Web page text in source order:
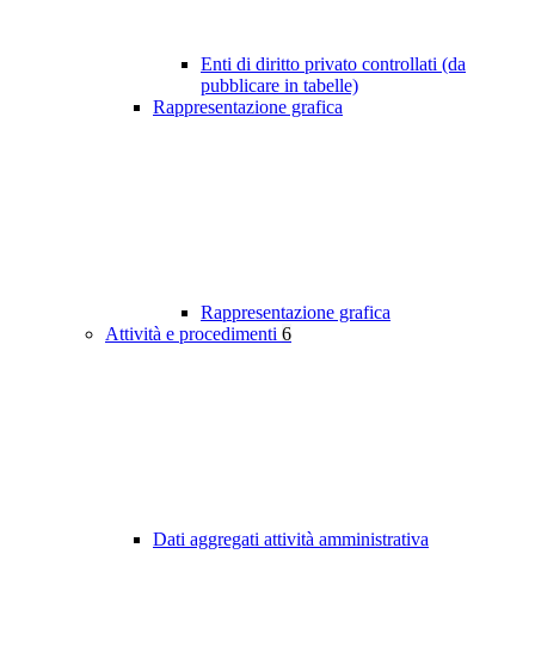
Enti di diritto privato controllati (da
pubblicare in tabelle)
Rappresentazione grafica
Rappresentazione grafica
Attività e procedimenti 6
Dati aggregati attività amministrativa